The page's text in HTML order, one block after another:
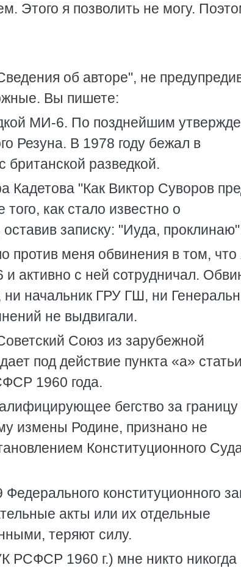
Этого я позволить не могу.
об авторе", не
Вы пишете:
МИ-6. По позднейшим
Резуна. В 1978 году бежал в
британской разведкой.
Кадетова "Как Виктор Суворов
как стало известно о
записку: "Иуда,
против меня обвинения в том,
активно с ней сотрудничал.
начальник ГРУ ГШ, ни
не выдвигали.
Союз из зарубежной
под действие пункта «а»
1960 года.
бегство за
измены Родине, признано не
Конституционного
конституционного
акты или их отдельные
теряют силу.
РСФСР 1960 г.) мне никто никогда